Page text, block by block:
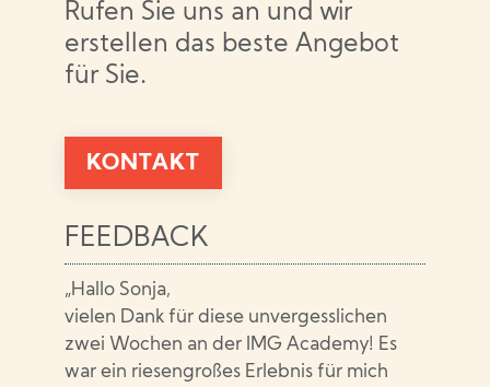
Rufen Sie uns an und wir
erstellen das beste Angebot
für Sie.
KONTAKT
FEEDBACK
„Hallo Sonja,
vielen Dank für diese unvergesslichen
zwei Wochen an der IMG Academy! Es
war ein riesengroßes Erlebnis für mich